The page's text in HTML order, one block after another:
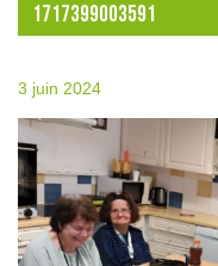
1717399003591
3 juin 2024